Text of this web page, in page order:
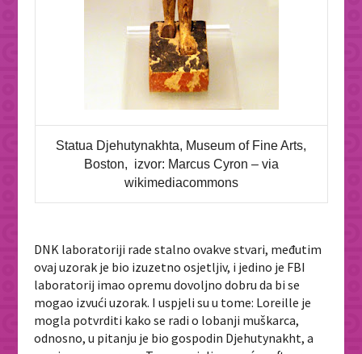
Statua Djehutynakhta, Museum of Fine Arts,
Boston, izvor: Marcus Cyron – via
wikimediacommons
DNK laboratoriji rade stalno ovakve stvari, međutim
ovaj uzorak je bio izuzetno osjetljiv, i jedino je FBI
laboratorij imao opremu dovoljno dobru da bi se
mogao izvući uzorak. I uspjeli su u tome: Loreille je
mogla potvrditi kako se radi o lobanji muškarca,
odnosno, u pitanju je bio gospodin Djehutynakht, a